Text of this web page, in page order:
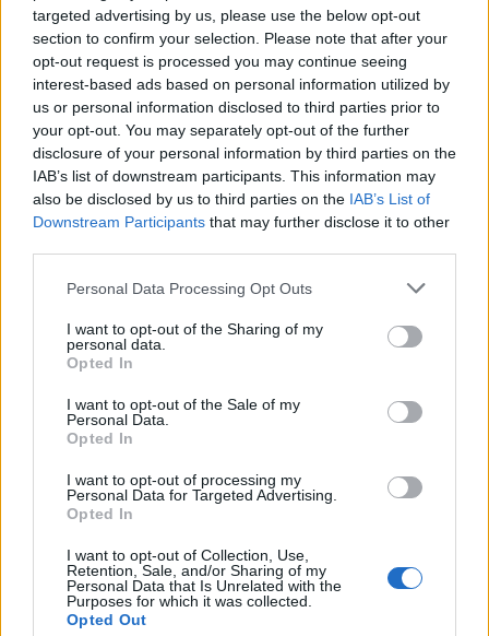
targeted advertising by us, please use the below opt-out
section to confirm your selection. Please note that after your
opt-out request is processed you may continue seeing
interest-based ads based on personal information utilized by
us or personal information disclosed to third parties prior to
your opt-out. You may separately opt-out of the further
disclosure of your personal information by third parties on the
IAB’s list of downstream participants. This information may
also be disclosed by us to third parties on the IAB’s List of
Downstream Participants that may further disclose it to other
Please note that this website/app uses one or more Google
not limited to your visit or usage behaviour. You may click to
grant or deny consent to Google and its third-party tags to
use your data for below specified purposes in below Google
consent section.
Personal Data Processing Opt Outs
I want to opt-out of the Sharing of my
personal data.
Opted In
I want to opt-out of the Sale of my
Personal Data.
Opted In
I want to opt-out of processing my
Personal Data for Targeted Advertising.
Opted In
I want to opt-out of Collection, Use,
Retention, Sale, and/or Sharing of my
Personal Data that Is Unrelated with the
Purposes for which it was collected.
Opted Out
Opozorilo:Po 297. členu Kazenskega zakonika je
posameznik kazensko odgovoren za javno spodbujanje
sovraštva, nasilja ali nestrpnosti. Komentarji z žaljivimi,
rasističnimi, diskriminatornimi ali nezakonitimi vsebinami bodo
odstranjeni. Pravila komentiranja →
Failed to fetch
Slovenj Gradec
Kategorije: Šport Šport
Več iz kraja Slovenj Gradec